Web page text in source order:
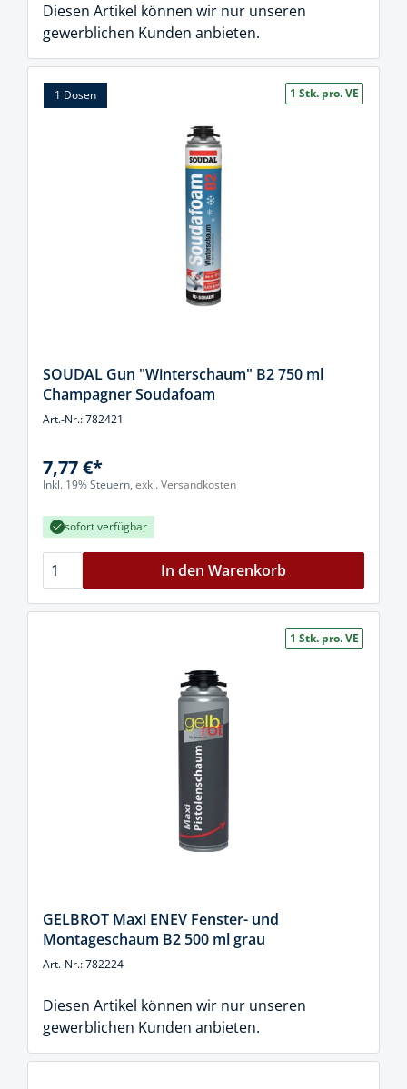
Diesen Artikel können wir nur unseren
gewerblichen Kunden anbieten.
1 Dosen 1 Stk. pro. VE
SOUDAL Gun "Winterschaum" B2 750 ml
Champagner Soudafoam
Art.-Nr.: 782421
7,77 €*
Inkl. 19% Steuern, exkl. Versandkosten
sofort verfügbar
In den Warenkorb
1 Stk. pro. VE
GELBROT Maxi ENEV Fenster- und
Montageschaum B2 500 ml grau
Art.-Nr.: 782224
Diesen Artikel können wir nur unseren
gewerblichen Kunden anbieten.